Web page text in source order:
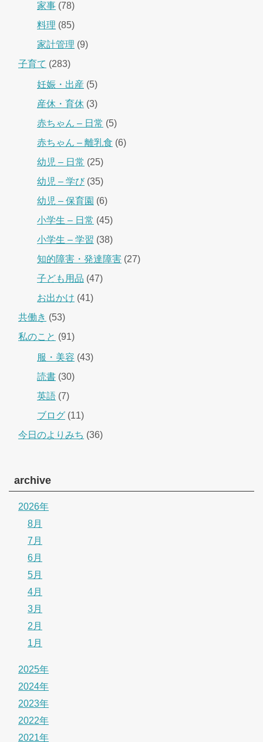
家事 (78)
料理 (85)
家計管理 (9)
子育て (283)
妊娠・出産 (5)
産休・育休 (3)
赤ちゃん – 日常 (5)
赤ちゃん – 離乳食 (6)
幼児 – 日常 (25)
幼児 – 学び(35)
幼児 – 保育園 (6)
小学生 – 日常 (45)
小学生 – 学習 (38)
知的障害・発達障害 (27)
子ども用品 (47)
お出かけ (41)
共働き (53)
私のこと (91)
服・美容 (43)
読書 (30)
英語 (7)
ブログ (11)
今日のよりみち (36)
archive
2026年
8月
7月
6月
5月
4月
3月
2月
1月
2025年
2024年
2023年
2022年
2021年